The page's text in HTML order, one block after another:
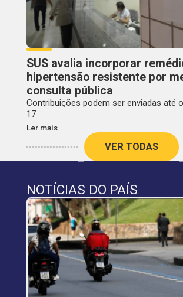
SUS avalia incorporar
hipertensão resistente por
consulta pública
Contribuições podem ser enviadas até
17
Ler mais
VER TODAS
NOTÍCIAS DO PAÍS